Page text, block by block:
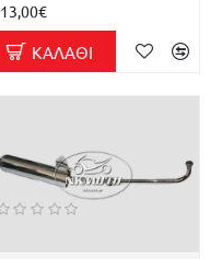
13,00€
ΚΑΛΆΘΙ